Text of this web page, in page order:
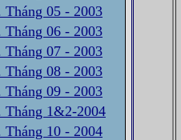
Tháng 05 - 2003
Tháng 06 - 2003
Tháng 07 - 2003
Tháng 08 - 2003
Tháng 09 - 2003
Tháng 1&2-2004
Tháng 10 - 2004